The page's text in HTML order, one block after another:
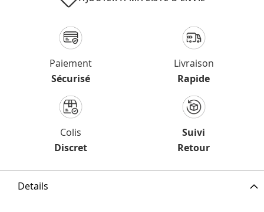
Paiement
Sécurisé
Livraison
Rapide
Colis
Discret
Suivi
Retour
Details